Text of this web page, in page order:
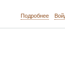
Подробнеео